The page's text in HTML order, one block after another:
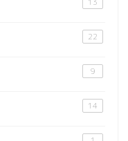
22
9
14